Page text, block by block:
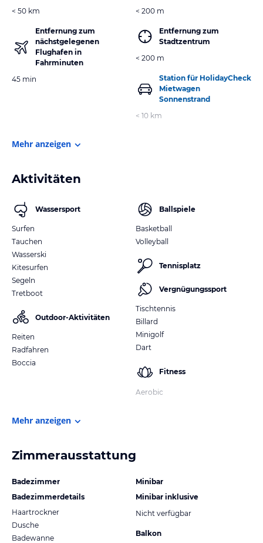
< 50 km
Entfernung zum
nächstgelegenen
Flughafen in
Fahrminuten
45 min
< 200 m
Entfernung zum
Stadtzentrum
< 200 m
Station für HolidayCheck
Mietwagen
Sonnenstrand
< 10 km
Mehr anzeigen
Aktivitäten
Wassersport
Surfen
Tauchen
Wasserski
Kitesurfen
Segeln
Tretboot
Outdoor-Aktivitäten
Reiten
Radfahren
Boccia
Ballspiele
Basketball
Volleyball
Tennisplatz
Vergnügungssport
Tischtennis
Billard
Minigolf
Dart
Fitness
Aerobic
Mehr anzeigen
Zimmerausstattung
Badezimmer
Badezimmerdetails
Haartrockner
Dusche
Badewanne
Minibar
Minibar inklusive
Nicht verfügbar
Balkon